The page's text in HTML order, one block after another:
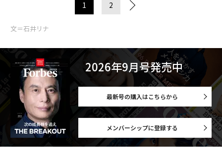
1 2
文＝石井リナ
2026年9月号発売中
最新号の購入はこちらから
メンバーシップに登録する